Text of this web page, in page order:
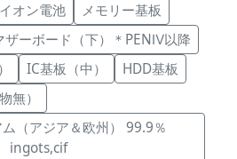
オン電池
メモリー基板
ザーボード（下）＊PENⅣ以降
IC基板（中）
HDD基板
無）
（アジア＆欧州） 99.9％
ingots,cif